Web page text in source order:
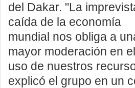
del Dakar. "La
caída de la economía
mundial nos obliga a
mayor moderación en el
uso de nuestros
explicó el grupo en un